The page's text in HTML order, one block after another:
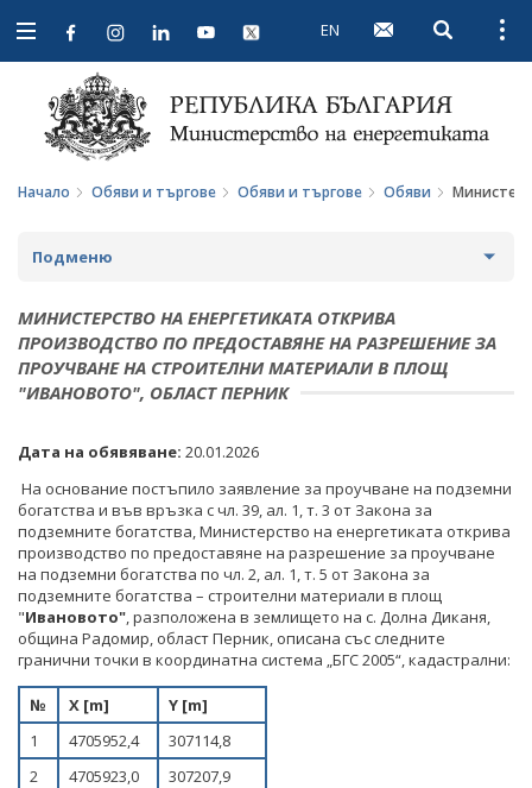
Open
navigation
EN Open
Начало Обяви и търгове Обяви и търгове Обяви
Подменю
ПРОФИЛ НА КУПУВАЧА
ВЪТРЕШНИ ПРАВИЛА И ДОКУМЕНТИ
ПРОЦЕДУРИ
СЪБИРАНЕ НА ОФЕРТИ С ОБЯВИ
ПАЗАРНИ КОНСУЛТАЦИИ
СТАНОВИЩА НА АОП
ОБЯВЛЕНИЯ ЗА ПРЕДВАРИТЕЛНА ИНФОРМАЦИЯ
ПРОФИЛ НА КУПУВАЧА ДО 15.04.2016 Г.
ВЪТРЕШНИ ПРАВИЛА И ДОКУМЕНТИ
ПРОЦЕДУРИ
ПУБЛИЧНИ ПОКАНИ
ПОКАНИ
ОБЯВЛЕНИЯ ЗА ПРЕДВАРИТЕЛНА ИНФОРМАЦИЯ
ПРЕДВАРИТЕЛЕН КОНТРОЛ
СТАНОВИЩА НА АОП ПО ЗАПИТВАНИЯ
ОБЯВИ И ТЪРГОВЕ
ОБЩЕСТВЕНИ ПОРЪЧКИ ДО 2014 Г.
РАЗПРОДАЖБА НА АКТИВИ
БЮЛЕТИН ПРОДАЖБИ НА СИНДИЦИТЕ
ОБЯВИ
ТЪРГОВЕ
ИЗБОР НА ОДИТОРИ
ПОКАНИ НА ТЪРГОВСКИ ДРУЖЕСТВА ЗА
ПРЕДОСТАВЯНЕ НА ФИНАНСОВИ УСЛУГИ
МИНИСТЕРСТВО НА ЕНЕРГЕТИКАТА ОТКРИВА
ПРОИЗВОДСТВО ПО ПРЕДОСТАВЯНЕ НА РАЗРЕШЕНИЕ ЗА
ПРОУЧВАНЕ НА СТРОИТЕЛНИ МАТЕРИАЛИ В ПЛОЩ
"ИВАНОВОТО", ОБЛАСТ ПЕРНИК
Дата на обявяване: 20.01.2026
На основание постъпило заявление за проучване на подземни
богатства и във връзка с чл. 39, ал. 1, т. 3 от Закона за
подземните богатства, Министерство на енергетиката открива
производство по предоставяне на разрешение за проучване
на подземни богатства по чл. 2, ал. 1, т. 5 от Закона за
подземните богатства – строителни материали в площ
"Ивановото", разположена в землището на с. Долна Диканя,
община Радомир, област Перник, описана със следните
гранични точки в координатна система „БГС 2005“, кадастрални:
№ Х [m]
Y [m]
1
4705952,4
307114,8
2
4705923,0
307207,9